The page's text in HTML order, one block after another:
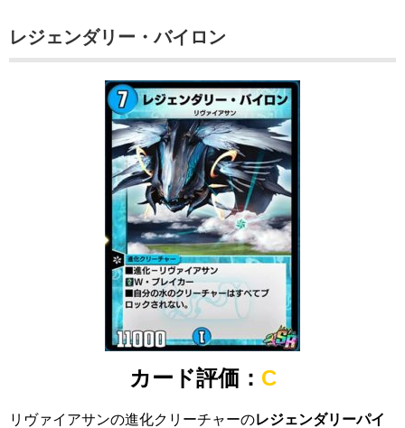
レジェンダリー・バイロン
カード評価： C
リヴァイアサンの進化クリーチャーのレジェンダリーパイ